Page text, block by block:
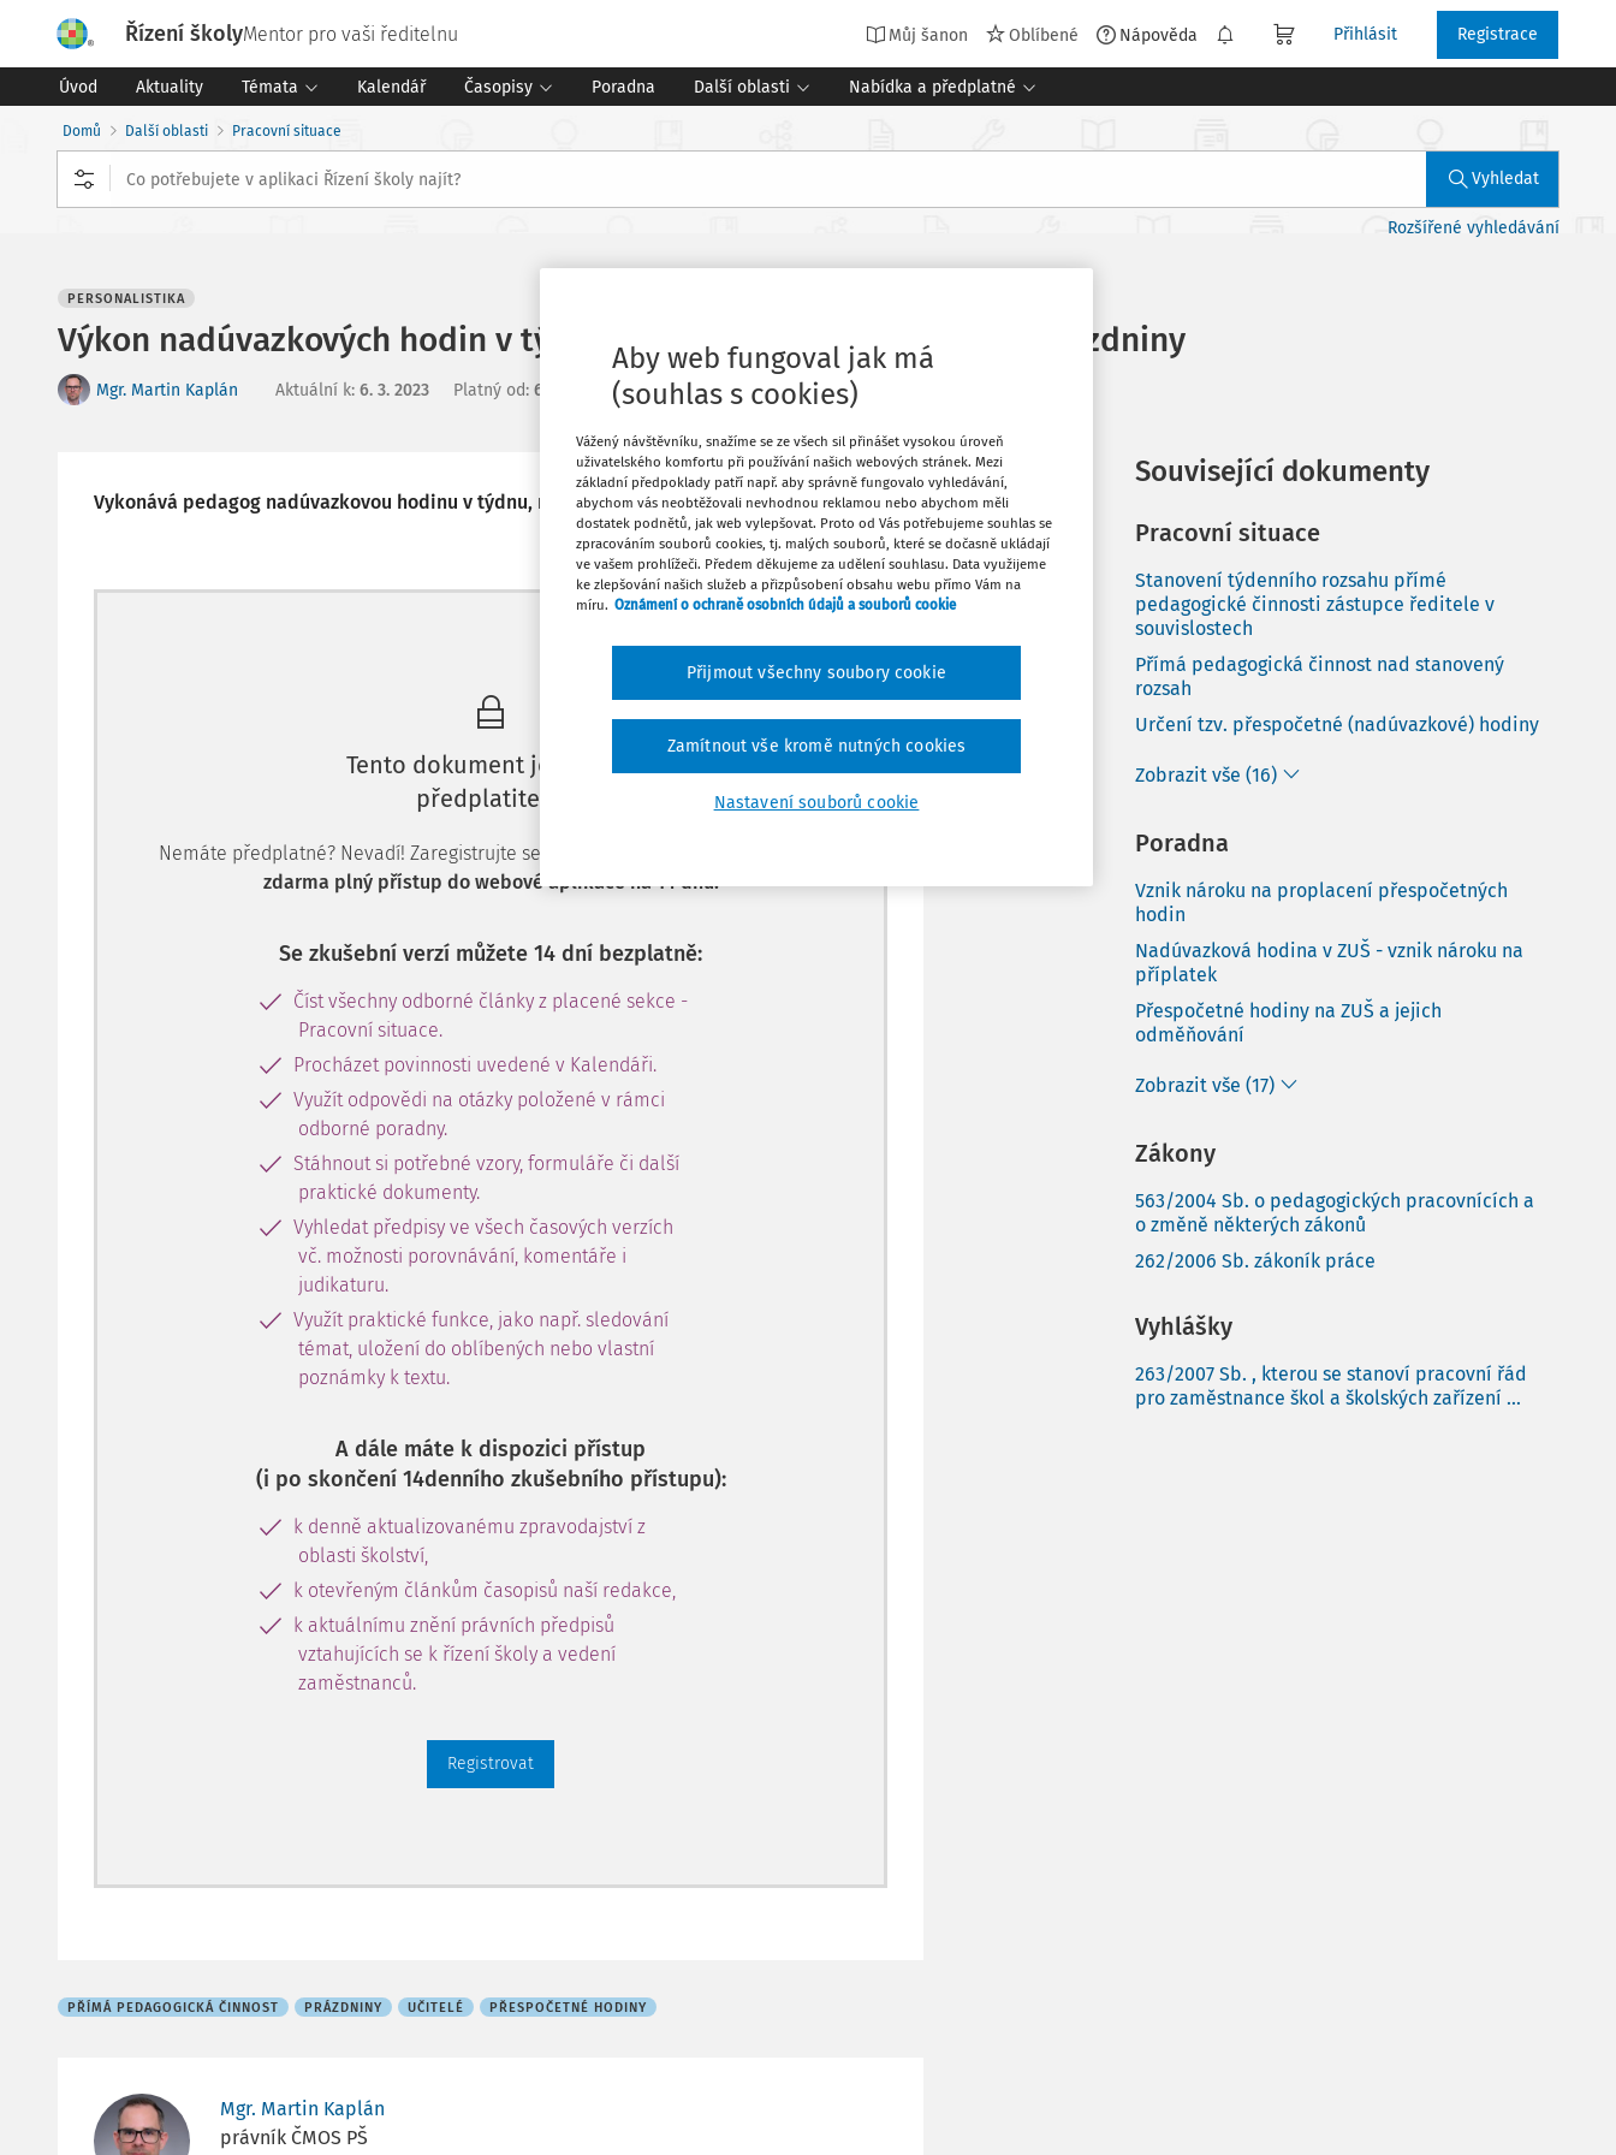
Řízení školyMentor pro vaši ředitelnu Můj šanon Oblíbené Nápověda Přihlásit Registrace
Úvod Aktuality Témata Kalendář Časopisy Poradna Další oblasti Nabídka a předplatné
Domů Další oblasti Pracovní situace
Vyhledat
Rozšířené vyhledávání
PERSONALISTIKA
Výkon nadúvazkových hodin v týdnu, na který připadají vedlejší prázdniny
Mgr. Martin Kaplán Aktuální k: 6. 3. 2023 Platný od: 6. 3. 2023 Změnit
Vykonává pedagog nadúvazkovou hodinu v týdnu, na který připadají vedlejší prázdniny?
Přihlaste se.
Tento dokument je jen pro
předplatitele.
Nemáte předplatné? Nevadí! Zaregistrujte se, zadejte telefonní číslo a získejte
zdarma plný přístup do webové aplikace na 14 dnů.
Se zkušební verzí můžete 14 dní bezplatně:
Číst všechny odborné články z placené sekce -
Pracovní situace.
Procházet povinnosti uvedené v Kalendáři.
Využít odpovědi na otázky položené v rámci
odborné poradny.
Stáhnout si potřebné vzory, formuláře či další
praktické dokumenty.
Vyhledat předpisy ve všech časových verzích
vč. možnosti porovnávání, komentáře i
judikaturu.
Využít praktické funkce, jako např. sledování
témat, uložení do oblíbených nebo vlastní
poznámky k textu.
A dále máte k dispozici přístup
(i po skončení 14denního zkušebního přístupu):
k denně aktualizovanému zpravodajství z
oblasti školství,
k otevřeným článkům časopisů naší redakce,
k aktuálnímu znění právních předpisů
vztahujících se k řízení školy a vedení
zaměstnanců.
Registrovat
PŘÍMÁ PEDAGOGICKÁ ČINNOST PRÁZDNINY UČITELÉ PŘESPOČETNÉ HODINY
Mgr. Martin Kaplán
právník ČMOS PŠ
Oblíbené
Stáhnout
Tisknout
Sdílet
Související dokumenty
Pracovní situace
Stanovení týdenního rozsahu přímé
pedagogické činnosti zástupce ředitele v
souvislostech
Přímá pedagogická činnost nad stanovený
rozsah
Určení tzv. přespočetné (nadúvazkové) hodiny
Zobrazit vše (16)
Poradna
Vznik nároku na proplacení přespočetných
hodin
Nadúvazková hodina v ZUŠ - vznik nároku na
příplatek
Přespočetné hodiny na ZUŠ a jejich
odměňování
Zobrazit vše (17)
Zákony
563/2004 Sb. o pedagogických pracovnících a
o změně některých zákonů
262/2006 Sb. zákoník práce
Vyhlášky
263/2007 Sb. , kterou se stanoví pracovní řád
pro zaměstnance škol a školských zařízení ...
Aby web fungoval jak má
(souhlas s cookies)
Vážený návštěvníku, snažíme se ze všech sil přinášet vysokou úroveň
uživatelského komfortu při používání našich webových stránek. Mezi
základní předpoklady patří např. aby správně fungovalo vyhledávání,
abychom vás neobtěžovali nevhodnou reklamou nebo abychom měli
dostatek podnětů, jak web vylepšovat. Proto od Vás potřebujeme souhlas se
zpracováním souborů cookies, tj. malých souborů, které se dočasně ukládají
ve vašem prohlížeči. Předem děkujeme za udělení souhlasu. Data využijeme
ke zlepšování našich služeb a přizpůsobení obsahu webu přímo Vám na
míru. Oznámení o ochraně osobních údajů a souborů cookie
Nastavení souborů cookie
Zamítnout vše kromě nutných cookies
Přijmout všechny soubory cookie